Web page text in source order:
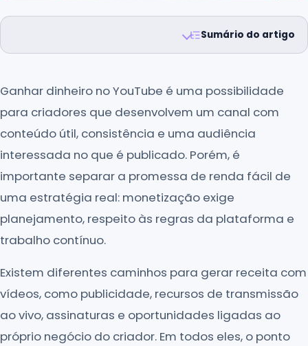
Sumário do artigo
Ganhar dinheiro no YouTube é uma possibilidade
para criadores que desenvolvem um canal com
conteúdo útil, consistência e uma audiência
interessada no que é publicado. Porém, é
importante separar a promessa de renda fácil de
uma estratégia real: monetização exige
planejamento, respeito às regras da plataforma e
trabalho contínuo.
Existem diferentes caminhos para gerar receita com
vídeos, como publicidade, recursos de transmissão
ao vivo, assinaturas e oportunidades ligadas ao
próprio negócio do criador. Em todos eles, o ponto